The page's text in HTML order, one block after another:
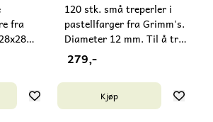
fra
- må
3 år.
i
120 stk. små treperler i
pastellfarger fra Grimm's.
Diameter 12 mm. Til å tre
på en snor, til
fargesortering etc. Passer
fra 4 år. Advarsel!
Inneholder små deler - må
ikke gis til barn under 3 år.
279,-
Kjøp